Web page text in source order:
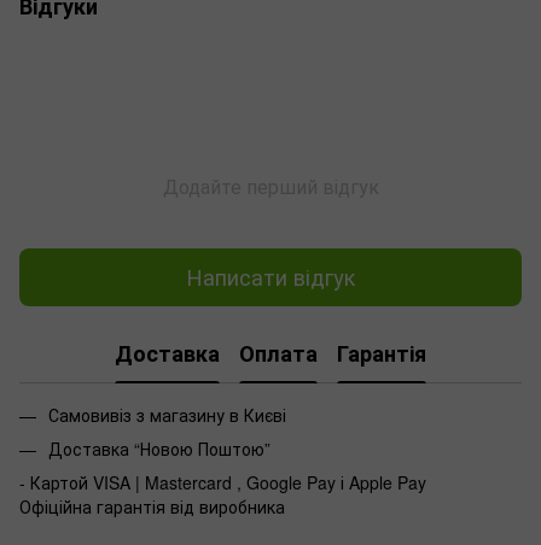
Написати відгук
Доставка Оплата Гарантія
Самовивіз з магазину в Києві
Доставка “Новою Поштою”
- Картой VISA | Mastercard , Google Pay і Apple Pay
Офіційна гарантія від виробника